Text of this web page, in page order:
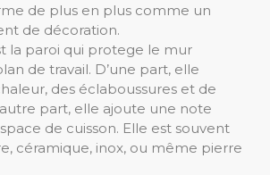
de plus en plus comme un
de décoration.
la paroi qui protege le mur
de travail. D’une part, elle
des éclaboussures et de
part, elle ajoute une note
de cuisson. Elle est souvent
céramique, inox, ou même pierre